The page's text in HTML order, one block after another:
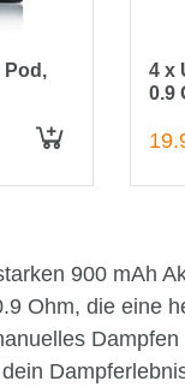
Pod,
4 x
0.9
900 mAh
Ohm, die eine